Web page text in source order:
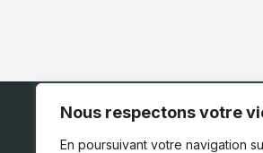
Nous respectons votre
En poursuivant votre navigation